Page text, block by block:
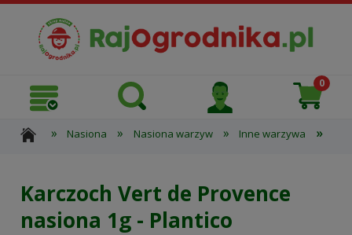
» Nasiona » Nasiona warzyw » Inne warzywa »
Karczoch Vert de Provence
nasiona 1g - Plantico